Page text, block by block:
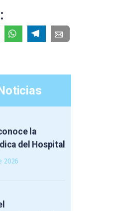
la
del Hospital
2026